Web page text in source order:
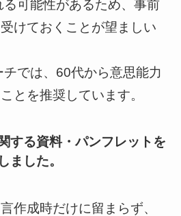
可能性があるため、事前
けておくことが望ましい
では、60代から意思能力
とを推奨しています。
する資料・パンフレットを
ました。
作成時だけに留まらず、